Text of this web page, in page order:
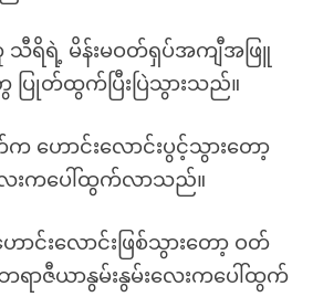
သီရိရဲ့ မိန်းမဝတ်ရှပ်အကျီအဖြူ
ြုတ်ထွက်ပြီးပြဲသွားသည်။
ဟောင်းလောင်းပွင့်သွားတော့
းကပေါ်ထွက်လာသည်။
င်းလောင်းဖြစ်သွားတော့ ဝတ်
ရာဇီယာနွမ်းနွမ်းလေးကပေါ်ထွက်